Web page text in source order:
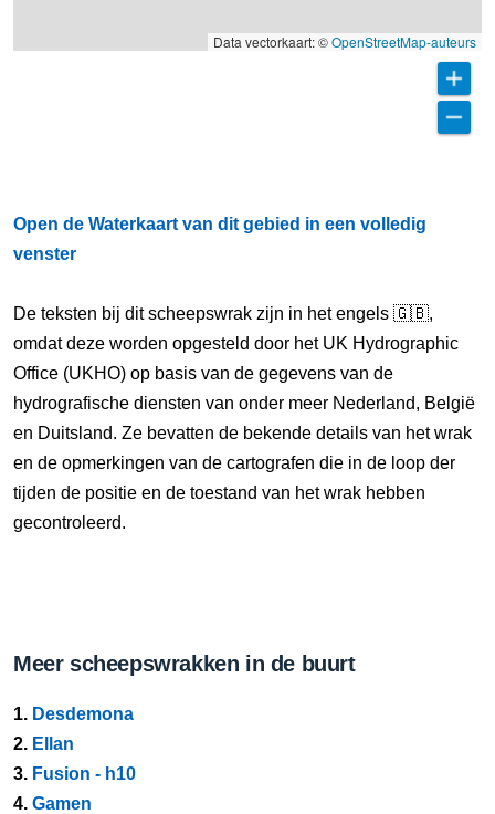
Data vectorkaart: ©OpenStreetMap-auteurs
Open de Waterkaart van dit gebied in een volledig
venster
De teksten bij dit scheepswrak zijn in het engels 🇬🇧,
omdat deze worden opgesteld door het UK Hydrographic
Office (UKHO) op basis van de gegevens van de
hydrografische diensten van onder meer Nederland, België
en Duitsland. Ze bevatten de bekende details van het wrak
en de opmerkingen van de cartografen die in de loop der
tijden de positie en de toestand van het wrak hebben
gecontroleerd.
Meer scheepswrakken in de buurt
1. Desdemona
2. Ellan
3. Fusion - h10
4. Gamen